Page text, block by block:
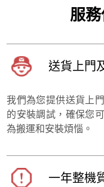
服
送貨上門
我們為您提供送貨上
的安裝調試，確保您
為搬運和安裝煩惱。
一年整機